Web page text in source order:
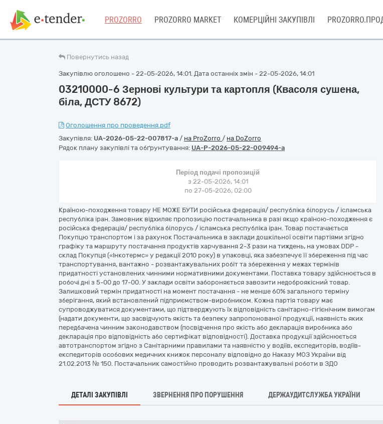
PROZORRO PROZORRO MARKET КОМЕРЦІЙНІ ЗАКУПІВЛІ
Повернутись назад
Закупівлю оголошено - 22-05-2026, 14:01. Дата останніх змін - 22-05-2026, 14:01
03210000-6 Зернові культури та картопля (Квасоля сушена,
біла, ДСТУ 8672)
Оголошення про проведення.pdf
Закупівля: UA-2026-05-22-007817-a / на ProZorro / на DoZorro
Рядок плану закупівлі та обґрунтування: UA-P-2026-05-22-009494-a
Період подачі пропозицій
з 22-05-2026, 14:01
по 27-05-2026, 02:00
Країною-походження товару НЕ МОЖЕ БУТИ російська федерація/ республіка білорусь / ісламська
республіка іран. Замовник відхиляє пропозицію постачальника в разі якщо країною-походження є
російська федерація/ республіка білорусь / ісламська республіка іран. Товар постачається
Покупцю транспортом і за рахунок Постачальника в заклади дошкільної освіти партіями згідно
графіку та маршруту постачання продуктів харчування 2-3 рази на тиждень, на умовах DDP -
склад Покупця («Інкотермс» у редакції 2010 року) в упаковці, яка забезпечує її збереження під час
транспортування, вантажно - розвантажувальних робіт та збереження у межах термінів
придатності установлених чинними нормативними документами. Поставка товару здійснюється в
робочі дні з 5-00 до 17-00. У заклади освіти забороняється завозити недоброякісний товар.
Залишковий термін придатності на момент постачання - не менше 60% загального терміну
зберігання, який встановлений підприємством-виробником. Кожна партія товару має
супроводжуватися документами, що підтверджують їх відповідність санітарно-гігієнічним вимогам
(надати документи, що засвідчують якість та безпеку запропонованої продукції, наявність яких
передбачена чинним законодавством (посвідчення про якість або декларація виробника або
декларація про відповідність або сертифікат відповідності). Доставка продукції здійснюється
автотранспортом згідно з Санітарними правилами та наявністю у водіїв, експедиторів, водіїв-
експедиторів особових медичних книжок персоналу відповідно до Наказу МОЗ України від
21.02.2013 № 150. Постачальник самостійно проводить розвантажувальні роботи в ЗДО
ДЕТАЛІ ЗАКУПІВЛІ ЗВЕРНЕННЯ ПРО ПОРУШЕННЯ ДЕРЖАУДИТСЛУЖБА УКРАЇНИ